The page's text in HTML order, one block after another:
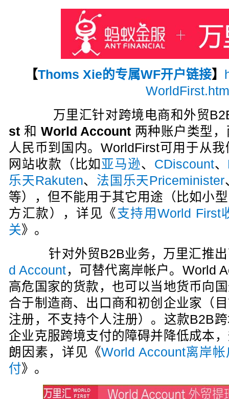
【Thoms Xie的专属WF开户链接】
万里汇针对跨境电商和外贸
st 和 World Account 两种账户类型
人民币到国内。WorldFirst可用于从
网站收款（比如 亚马逊、 CDiscount、
乐天Rakuten、 法国乐天Priceminister
等），但不能用于其它用途（比如小
方汇款），详见《支持用World First
关》。
针对外贸B2B业务，万里汇推出
d Account，可替代离岸帐户。World
高危国家的货款，也可以当地货币向
合于制造商、出口商和初创企业家（
注册，不支持个人注册）。这款B2B
企业克服跨境支付的障碍并降低成本
朗因素，详见《World Account离岸
付》。